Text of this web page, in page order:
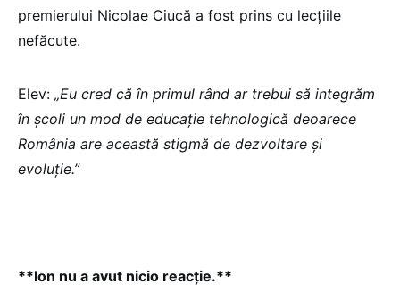
premierului Nicolae Ciucă a fost prins cu lecţiile
nefăcute.
Elev: „Eu cred că în primul rând ar trebui să integrăm
în şcoli un mod de educaţie tehnologică deoarece
România are această stigmă de dezvoltare şi
evoluţie.”
**Ion nu a avut nicio reacţie.**